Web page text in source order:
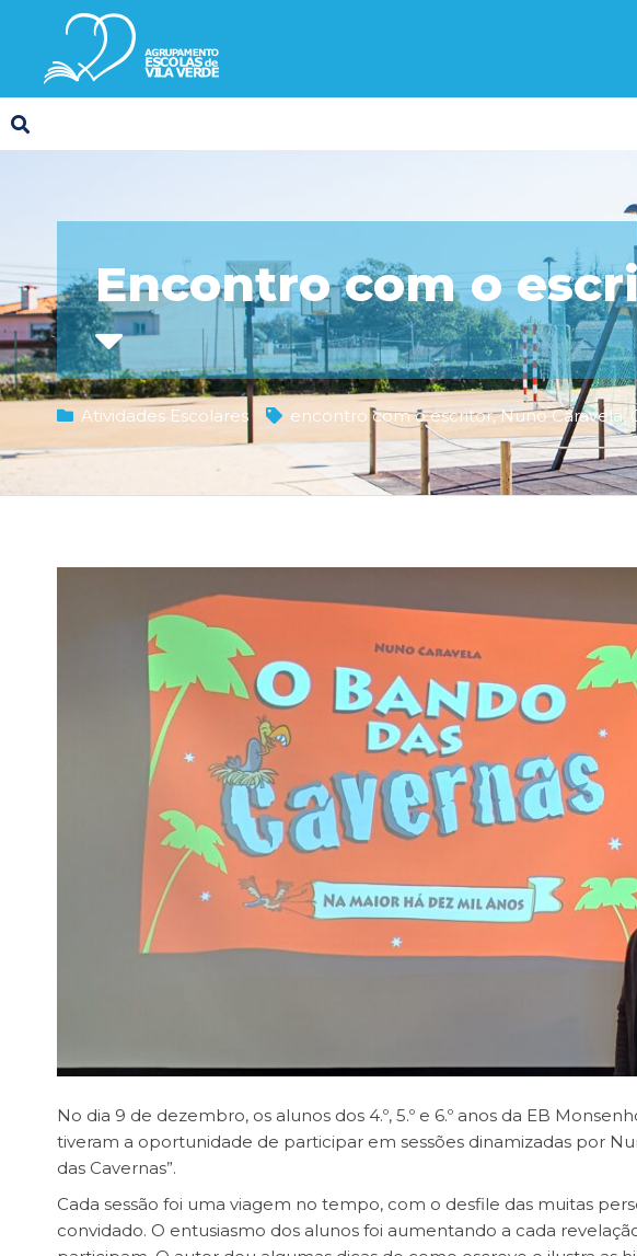
Encontro com o
Atividades Escolares encontro com o escritor,Nuno Caravela,
No dia 9 de dezembro, os alunos dos 4.º, 5.º e 6.º anos da EB
tiveram a oportunidade de participar em sessões dinamizadas por
das Cavernas”.
Cada sessão foi uma viagem no tempo, com o desfile das muitas
convidado. O entusiasmo dos alunos foi aumentando a cada